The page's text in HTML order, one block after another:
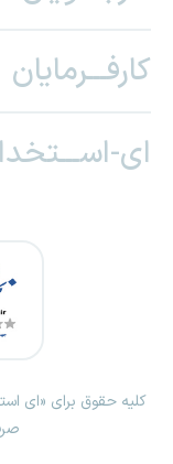
کارفـــرمایان
ای-
کلیه حقوق برای «ای